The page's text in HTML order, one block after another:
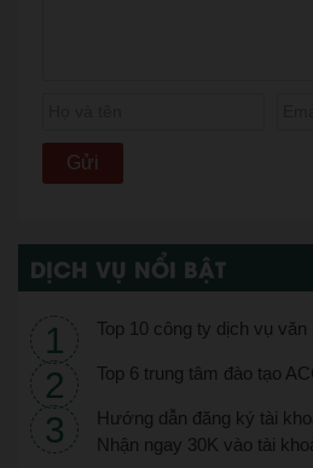
DỊCH VỤ NỔI BẬT
Top 10 công ty dịch vụ
Top 6 trung tâm đào tạo
Hướng dẫn đăng ký tài
Nhận ngay 30K vào tài